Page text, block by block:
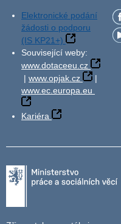
Elektronické podání
žádosti o podporu
(IS KP21+)
Související weby:
www.dotaceeu.cz
| www.opjak.cz
|
www.ec.europa.eu
Kariéra